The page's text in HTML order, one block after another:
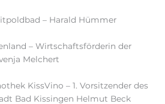
– Harald Hümmer
– Wirtschaftsförderin der
Melchert
KissVino – 1. Vorsitzender des
Bad Kissingen Helmut Beck